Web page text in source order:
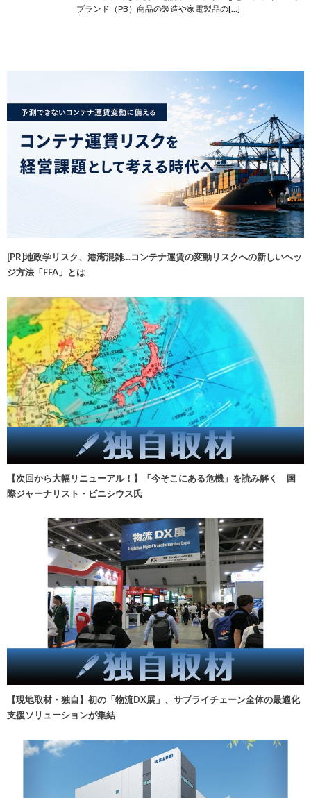
ブランド（PB）商品の製造や家電製品の[…]
[PR]地政学リスク、港湾混雑…コンテナ運賃の変動リスクへの新しいヘッ
ジ方法「FFA」とは
【次回から大幅リニューアル！】「今そこにある危機」を読み解く 国
際ジャーナリスト・ビニシウス氏
【現地取材・独自】初の「物流DX展」、サプライチェーン全体の最適化
支援ソリューションが集結